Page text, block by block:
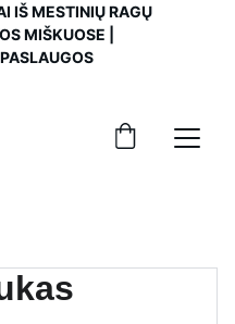
IŠ MESTINIŲ RAGŲ
MIŠKUOSE |